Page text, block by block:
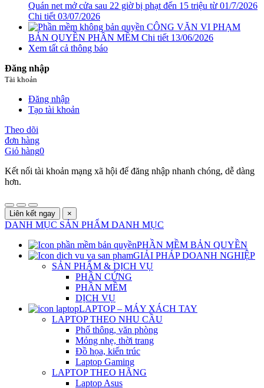
Quán net mở cửa sau 22 giờ bị phạt đến 15 triệu từ 01/7/2026
Chi tiết 03/07/2026
CÔNG VĂN VI PHẠM
BẢN QUYỀN PHẦN MỀM Chi tiết 13/06/2026
Xem tất cả thông báo
Đăng nhập
Tài khoản
Đăng nhập
Tạo tài khoản
Theo dõi
đơn hàng
Giỏ hàng0
Kết nối tài khoản mạng xã hội để đăng nhập nhanh chóng, dễ dàng
hơn.
Liên kết ngay ×
DANH MỤC SẢN PHẨM DANH MỤC
PHẦN MỀM BẢN QUYỀN
GIẢI PHÁP DOANH NGHIỆP
SẢN PHẨM & DỊCH VỤ
PHẦN CỨNG
PHẦN MỀM
DỊCH VỤ
LAPTOP – MÁY XÁCH TAY
LAPTOP THEO NHU CẦU
Phổ thông, văn phòng
Mỏng nhẹ, thời trang
Đồ họa, kiến trúc
Laptop Gaming
LAPTOP THEO HÃNG
Laptop Asus